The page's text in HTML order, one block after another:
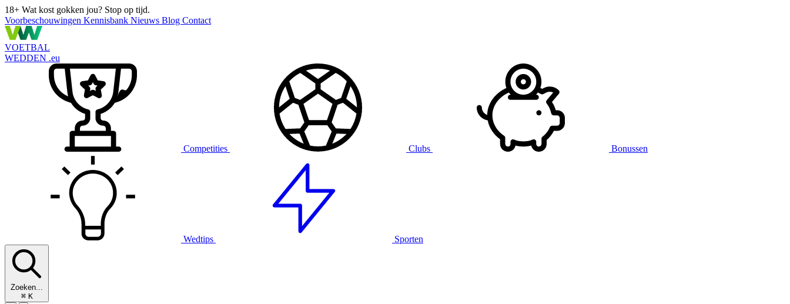
18+ Wat kost gokken jou? Stop op tijd.
Voorbeschouwingen Kennisbank Nieuws Blog Contact
VOETBAL
WEDDEN .eu
Competities Clubs Bonussen
Wedtips Sporten
Zoeken...
⌘ K